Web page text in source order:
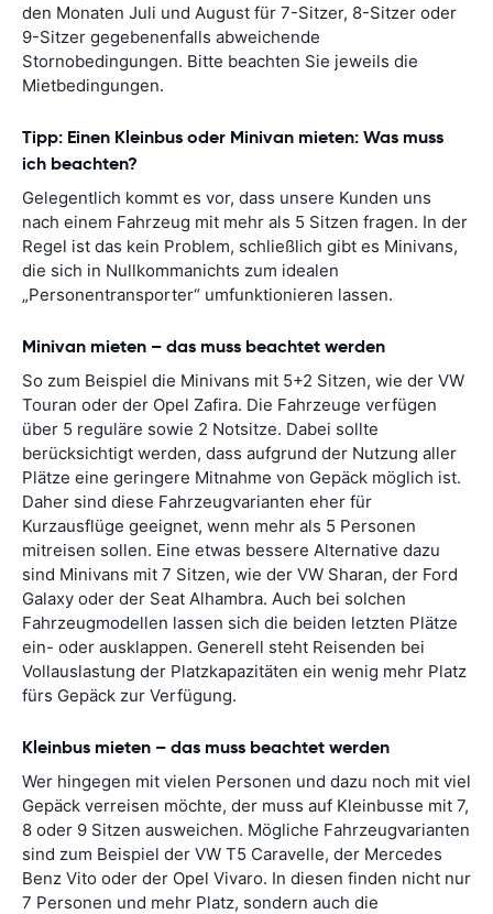
den Monaten Juli und August für 7-Sitzer, 8-Sitzer oder
9-Sitzer gegebenenfalls abweichende
Stornobedingungen. Bitte beachten Sie jeweils die
Mietbedingungen.
Tipp: Einen Kleinbus oder Minivan mieten: Was muss
ich beachten?
Gelegentlich kommt es vor, dass unsere Kunden uns
nach einem Fahrzeug mit mehr als 5 Sitzen fragen. In der
Regel ist das kein Problem, schließlich gibt es Minivans,
die sich in Nullkommanichts zum idealen
„Personentransporter“ umfunktionieren lassen.
Minivan mieten – das muss beachtet werden
So zum Beispiel die Minivans mit 5+2 Sitzen, wie der VW
Touran oder der Opel Zafira. Die Fahrzeuge verfügen
über 5 reguläre sowie 2 Notsitze. Dabei sollte
berücksichtigt werden, dass aufgrund der Nutzung aller
Plätze eine geringere Mitnahme von Gepäck möglich ist.
Daher sind diese Fahrzeugvarianten eher für
Kurzausflüge geeignet, wenn mehr als 5 Personen
mitreisen sollen. Eine etwas bessere Alternative dazu
sind Minivans mit 7 Sitzen, wie der VW Sharan, der Ford
Galaxy oder der Seat Alhambra. Auch bei solchen
Fahrzeugmodellen lassen sich die beiden letzten Plätze
ein- oder ausklappen. Generell steht Reisenden bei
Vollauslastung der Platzkapazitäten ein wenig mehr Platz
fürs Gepäck zur Verfügung.
Kleinbus mieten – das muss beachtet werden
Wer hingegen mit vielen Personen und dazu noch mit viel
Gepäck verreisen möchte, der muss auf Kleinbusse mit 7,
8 oder 9 Sitzen ausweichen. Mögliche Fahrzeugvarianten
sind zum Beispiel der VW T5 Caravelle, der Mercedes
Benz Vito oder der Opel Vivaro. In diesen finden nicht nur
7 Personen und mehr Platz, sondern auch die